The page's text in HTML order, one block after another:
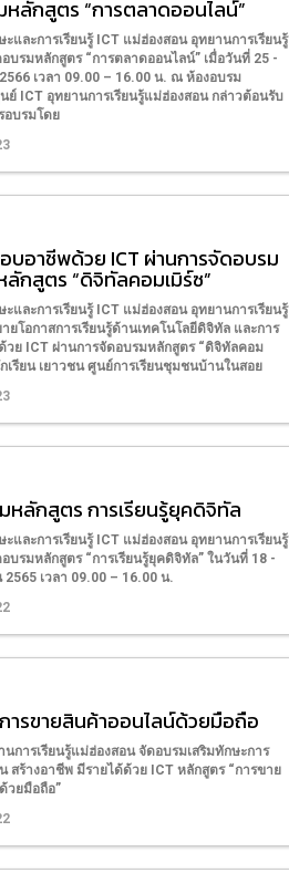
หลักสูตร “การตลาดออนไลน์”
ละการเรียนรู้ ICT แม่ฮ่องสอน อุทยานการเรียนรู้
บรมหลักสูตร “การตลาดออนไลน์” เมื่อวันที่ 25 -
เวลา 09.00 – 16.00 น. ณ ห้องอบรม
ย์ ICT อุทยานการเรียนรู้แม่ฮ่องสอน กล่าวต้อนรับ
อบรมโดย
บอาชีพด้วย ICT ผ่านการจัดอบรม
ลักสูตร “ดิจิทัลคอมเมิร์ซ”
ละการเรียนรู้ ICT แม่ฮ่องสอน อุทยานการเรียนรู้
ยโอกาสการเรียนรู้ด้านเทคโนโลยีดิจิทัล และการ
วย ICT ผ่านการจัดอบรมหลักสูตร “ดิจิทัลคอม
เรียน เยาวชน ศูนย์การเรียนชุมชนบ้านในสอย
หลักสูตร การเรียนรู้ยุคดิจิทัล
ละการเรียนรู้ ICT แม่ฮ่องสอน อุทยานการเรียนรู้
บรมหลักสูตร “การเรียนรู้ยุคดิจิทัล” ในวันที่ 18 -
เวลา 09.00 – 16.00 น.
ารขายสินค้าออนไลน์ด้วยมือถือ
การเรียนรู้แม่ฮ่องสอน จัดอบรมเสริมทักษะการ
น สร้างอาชีพ มีรายได้ด้วย ICT หลักสูตร “การขาย
วยมือถือ”